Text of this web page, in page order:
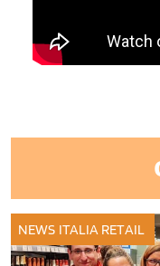
NEWS ITALIA RETAIL